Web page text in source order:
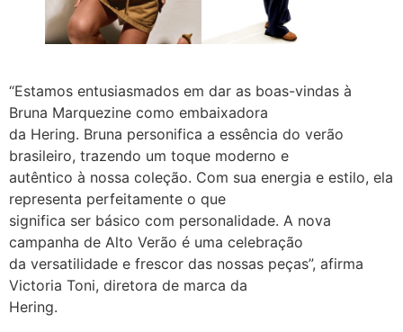
“Estamos entusiasmados em dar as boas-vindas à
Bruna Marquezine como embaixadora
da Hering. Bruna personifica a essência do verão
brasileiro, trazendo um toque moderno e
autêntico à nossa coleção. Com sua energia e estilo, ela
representa perfeitamente o que
significa ser básico com personalidade. A nova
campanha de Alto Verão é uma celebração
da versatilidade e frescor das nossas peças”, afirma
Victoria Toni, diretora de marca da
Hering.